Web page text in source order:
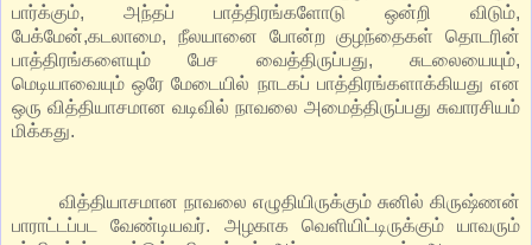
பார்க்கும், அந்தப் பாத்திரங்களோடு ஒன்றி விடும்,
பேக்மேன்,கடலாமை, நீலயானை போன்ற குழந்தைகள் தொடரின்
பாத்திரங்களையும் பேச வைத்திருப்பது, சுடலையையும்,
மெடியாவையும் ஒரே மேடையில் நாடகப் பாத்திரங்களாக்கியது என
ஒரு வித்தியாசமான வடிவில் நாவலை அமைத்திருப்பது சுவாரசியம்
மிக்கது.
வித்தியாசமான நாவலை எழுதியிருக்கும் சுனில் கிருஷ்ணன்
பாராட்டப்பட வேண்டியவர். அழகாக வெளியிட்டிருக்கும் யாவரும்